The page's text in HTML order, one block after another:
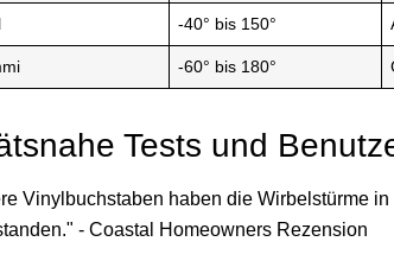
-40° bis 150°
-60° bis 180°
Tests und
Vinylbuchstaben haben die Wirbelstürme
- Coastal Homeowners Rezension